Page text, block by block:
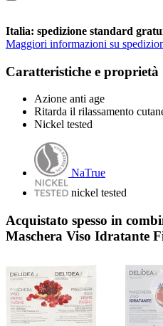
Italia: spedizione standard
Maggiori informazioni su
Caratteristiche e proprietà
Azione anti age
Ritarda il rilassamento
Nickel tested
NaTrue
nickel tested
Acquistato spesso in
Maschera Viso Idratante